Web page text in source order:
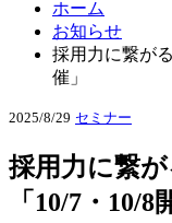
ホーム
お知らせ
採用力に繋が
催」
2025/8/29 セミナー
採用力に繋
「10/7・10/8